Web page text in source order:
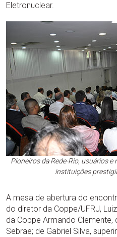
Eletronuclear.
Pioneiros da Rede-Rio, usuários
instituições
A mesa de abertura do
do diretor da Coppe/UFRJ,
da Coppe Armando
Sebrae; de Gabriel Silva,